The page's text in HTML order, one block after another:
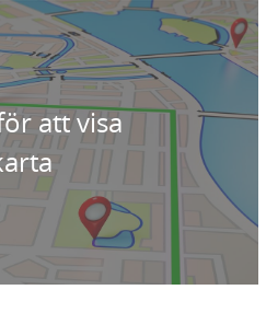
att visa